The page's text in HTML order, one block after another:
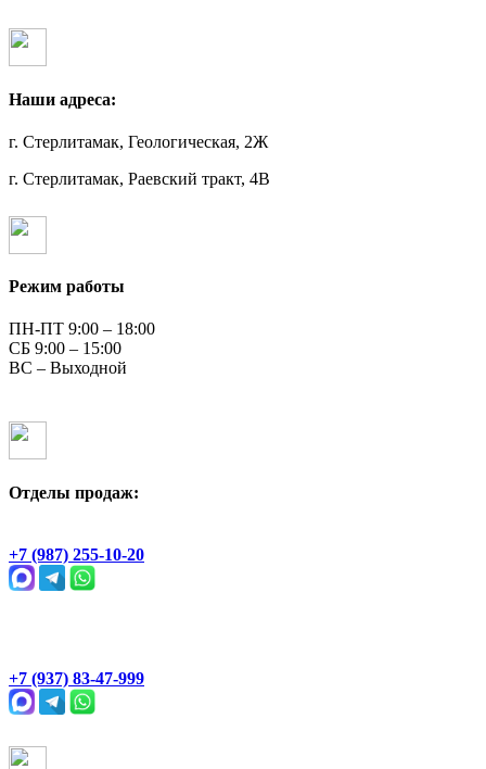
Наши адреса:
г. Стерлитамак, Геологическая, 2Ж
г. Стерлитамак, Раевский тракт, 4В
Режим работы
ПН-ПТ 9:00 – 18:00
СБ 9:00 – 15:00
ВС – Выходной
Отделы продаж:
+7 (987) 255-10-20
+7 (937) 83-47-999